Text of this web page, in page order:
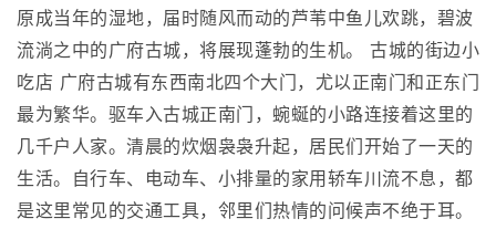
原成当年的湿地，届时随风而动的芦苇中鱼儿欢跳，碧波
流淌之中的广府古城，将展现蓬勃的生机。 古城的街边小
吃店 广府古城有东西南北四个大门，尤以正南门和正东门
最为繁华。驱车入古城正南门，蜿蜒的小路连接着这里的
几千户人家。清晨的炊烟袅袅升起，居民们开始了一天的
生活。自行车、电动车、小排量的家用轿车川流不息，都
是这里常见的交通工具，邻里们热情的问候声不绝于耳。